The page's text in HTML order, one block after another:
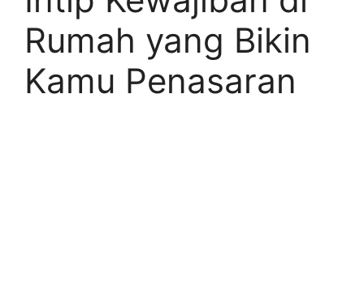
Rumah yang Bikin
Kamu Penasaran